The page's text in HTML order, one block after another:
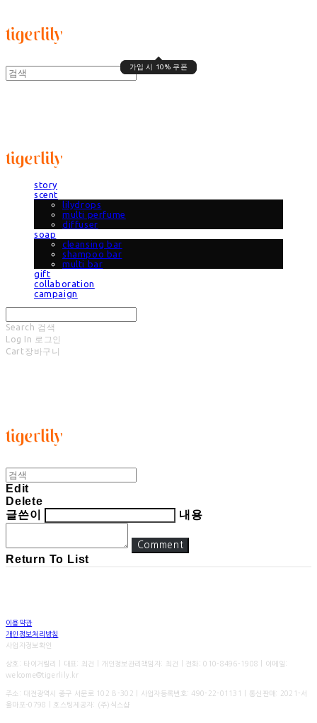
가입 시 10% 쿠폰
가입 시 10% 쿠폰
story
scent
lilydrops
multi perfume
diffuser
soap
cleansing bar
shampoo bar
multi bar
gift
collaboration
campaign
Search 검색
Log In 로그인
Cart 장바구니
Edit
Delete
글쓴이
내용
Comment
Return To List
이용약관
개인정보처리방침
사업자정보확인
상호: 타이거릴리 | 대표: 최건 | 개인정보관리책임자: 최건 | 전화: 010-8496-1908 | 이메일:
welcome@tigerlily.kr
주소: 대전광역시 중구 서문로 102 B-302 | 사업자등록번호: 490-22-01131 | 통신판매: 2021-서
울마포-0798
| 호스팅제공자: (주)식스샵